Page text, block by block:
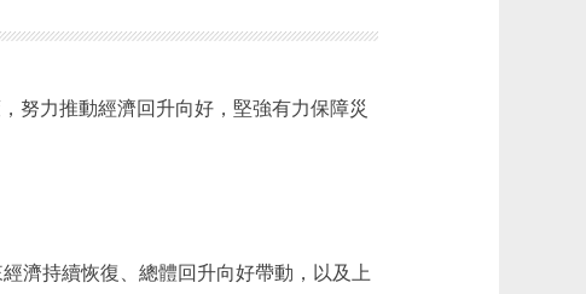
力推動經濟回升向好，堅強有力保障災
濟持續恢復、總體回升向好帶動，以及上